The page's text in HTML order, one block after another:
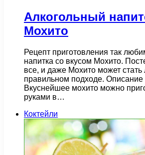
Алкогольный
Мохито
Рецепт приготовления так
напитка со вкусом Мохито.
все, и даже Мохито может
правильном подходе. Описание
Вкуснейшее мохито можно
руками в…
Коктейли